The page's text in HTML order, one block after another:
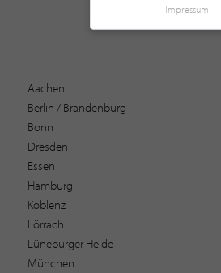
Aachen
Berlin / Brandenburg
Bonn
Dresden
Essen
Hamburg
Koblenz
Lörrach
Lüneburger Heide
München
Impressum